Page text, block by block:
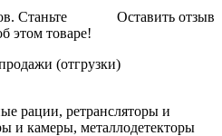
Оставить отзыв
Станьте
этом товаре!
(отгрузки)
рации, ретрансляторы и
и камеры, металлодетекторы